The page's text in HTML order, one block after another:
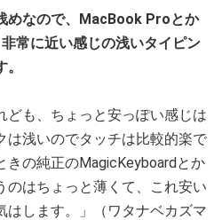
めなので、MacBook Proとか
常に近い感じの浅いタイピン
ども、ちょっと安っぽい感じは
は浅いのでタッチは比較的楽で
きの純正のMagicKeyboardとか
のはちょっと薄くて、これ安い
はします。」（ワタナベカズマ